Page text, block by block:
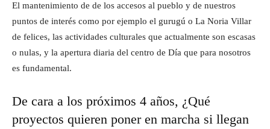
El mantenimiento de de los accesos al pueblo y de nuestros
puntos de interés como por ejemplo el gurugú o La Noria Villar
de felices, las actividades culturales que actualmente son escasas
o nulas, y la apertura diaria del centro de Día que para nosotros
es fundamental.
De cara a los próximos 4 años, ¿Qué
proyectos quieren poner en marcha si llegan